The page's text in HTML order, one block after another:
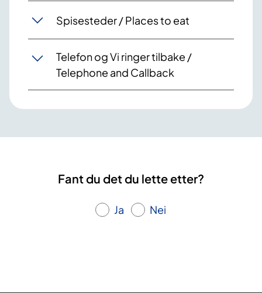
Spisesteder / Places to eat
Telefon og Vi ringer tilbake /
Telephone and Callback
Fant du det du lette etter?
Ja Nei